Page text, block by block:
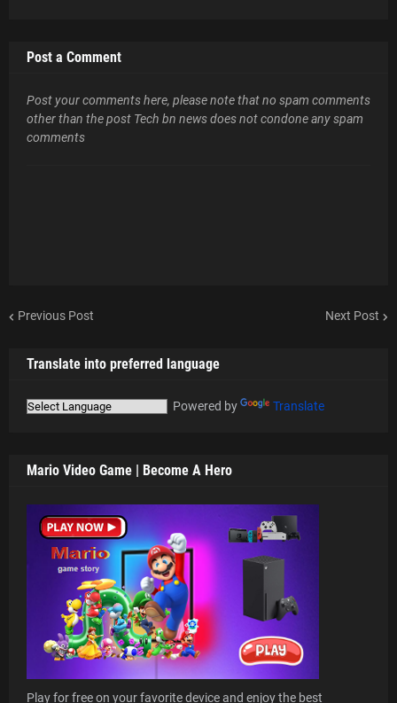
Post a Comment
Post your comments here, please note that no spam comments
other than the post Tech bn news does not condone any spam
comments
Previous Post Next Post
Translate into preferred language
Powered by Translate
Mario Video Game | Become A Hero
Play for free on your favorite device and enjoy the best